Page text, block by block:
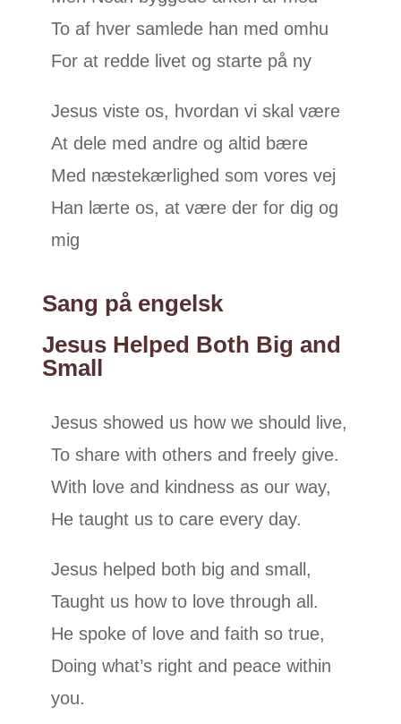
To af hver samlede han med omhu
For at redde livet og starte på ny
Jesus viste os, hvordan vi skal være
At dele med andre og altid bære
Med næstekærlighed som vores vej
Han lærte os, at være der for dig og
mig
Sang på engelsk
Jesus Helped Both Big and
Small
Jesus showed us how we should live,
To share with others and freely give.
With love and kindness as our way,
He taught us to care every day.
Jesus helped both big and small,
Taught us how to love through all.
He spoke of love and faith so true,
Doing what’s right and peace within
you.